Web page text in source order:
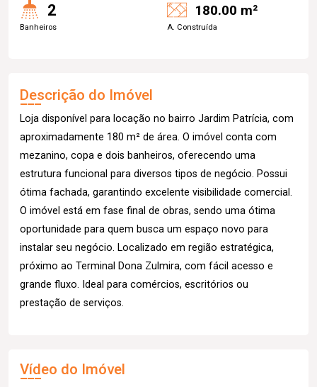
2
Banheiros
180.00 m²
A. Construída
Descrição do Imóvel
Loja disponível para locação no bairro Jardim Patrícia, com
aproximadamente 180 m² de área. O imóvel conta com
mezanino, copa e dois banheiros, oferecendo uma
estrutura funcional para diversos tipos de negócio. Possui
ótima fachada, garantindo excelente visibilidade comercial.
O imóvel está em fase final de obras, sendo uma ótima
oportunidade para quem busca um espaço novo para
instalar seu negócio. Localizado em região estratégica,
próximo ao Terminal Dona Zulmira, com fácil acesso e
grande fluxo. Ideal para comércios, escritórios ou
prestação de serviços.
Vídeo do Imóvel